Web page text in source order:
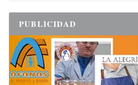
PUBLICIDAD